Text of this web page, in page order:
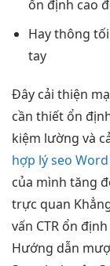
ổn định cao
Hay thông
tay
Đây cải thiện
cần thiết ổn
kiệm lường và
hợp lý seo
của mình tăng
trực quan
vấn CTR ổn định
Hướng dẫn